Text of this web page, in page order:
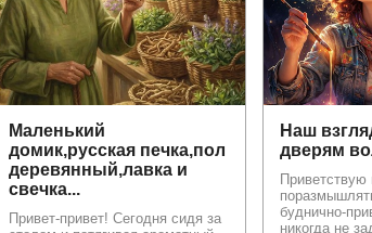
Маленький
домик,русская печка,пол
деревянный,лавка и
свечка...
Привет-привет! Сегодня сидя за
Наш
дверям
буднично-
никогда не